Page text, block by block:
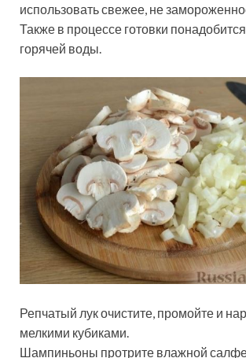
использовать свежее, не
Также в процессе готовки
горячей воды.
Репчатый лук очистите, промойте и
мелкими кубиками.
Шампиньоны протрите влажной